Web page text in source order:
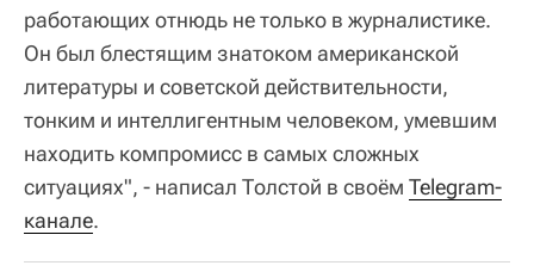
работающих отнюдь не только в журналистике.
Он был блестящим знатоком американской
литературы и советской действительности,
тонким и интеллигентным человеком, умевшим
находить компромисс в самых сложных
ситуациях", - написал Толстой в своём Telegram-
канале.